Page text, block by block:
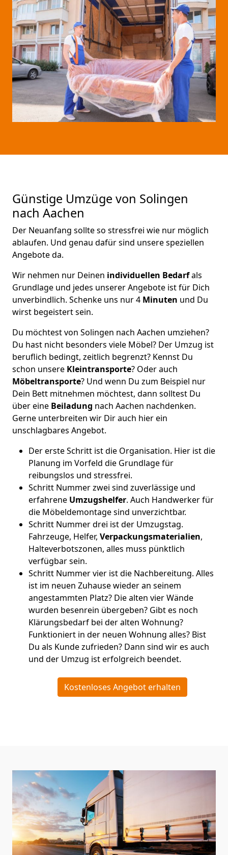
Günstige Umzüge von Solingen
nach Aachen
Der Neuanfang sollte so stressfrei wie nur möglich
ablaufen. Und genau dafür sind unsere speziellen
Angebote da.
Wir nehmen nur Deinen individuellen Bedarfals
Grundlage und jedes unserer Angebote ist für Dich
unverbindlich. Schenke uns nur 4 Minuten und Du
wirst begeistert sein.
Du möchtest von Solingen nach Aachen umziehen?
Du hast nicht besonders viele Möbel? Der Umzug ist
beruflich bedingt, zeitlich begrenzt? Kennst Du
schon unsere Kleintransporte? Oder auch
Möbeltransporte? Und wenn Du zum Beispiel nur
Dein Bett mitnehmen möchtest, dann solltest Du
über eine Beiladung nach Aachen nachdenken.
Gerne unterbreiten wir Dir auch hier ein
unschlagbares Angebot.
Der erste Schritt ist die Organisation. Hier ist die
Planung im Vorfeld die Grundlage für
reibungslos und stressfrei.
Schritt Nummer zwei sind zuverlässige und
erfahrene Umzugshelfer. Auch Handwerker für
die Möbeldemontage sind unverzichtbar.
Schritt Nummer drei ist der Umzugstag.
Fahrzeuge, Helfer, Verpackungsmaterialien,
Halteverbotszonen, alles muss pünktlich
verfügbar sein.
Schritt Nummer vier ist die Nachbereitung. Alles
ist im neuen Zuhause wieder an seinem
angestammten Platz? Die alten vier Wände
wurden besenrein übergeben? Gibt es noch
Klärungsbedarf bei der alten Wohnung?
Funktioniert in der neuen Wohnung alles? Bist
Du als Kunde zufrieden? Dann sind wir es auch
und der Umzug ist erfolgreich beendet.
Kostenloses Angebot erhalten